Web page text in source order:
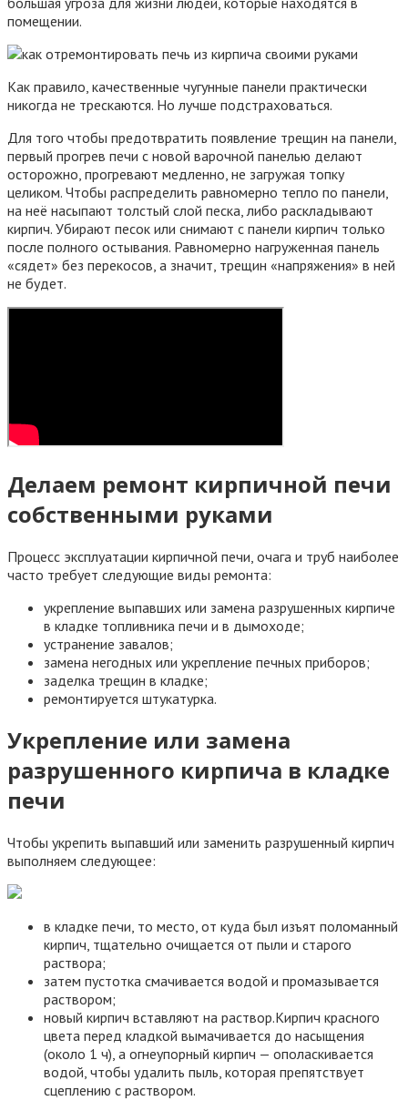
помещении.
Как правило, качественные чугунные панели практически
никогда не трескаются. Но лучше подстраховаться.
Для того чтобы предотвратить появление трещин на панели,
первый прогрев печи с новой варочной панелью делают
осторожно, прогревают медленно, не загружая топку
целиком. Чтобы распределить равномерно тепло по панели,
на неё насыпают толстый слой песка, либо раскладывают
кирпич. Убирают песок или снимают с панели кирпич только
после полного остывания. Равномерно нагруженная панель
«сядет» без перекосов, а значит, трещин «напряжения» в ней
не будет.
Делаем ремонт кирпичной печи
собственными руками
Процесс эксплуатации кирпичной печи, очага и труб наиболее
часто требует следующие виды ремонта:
укрепление выпавших или замена разрушенных кирпиче
в кладке топливника печи и в дымоходе;
устранение завалов;
замена негодных или укрепление печных приборов;
заделка трещин в кладке;
ремонтируется штукатурка.
Укрепление или замена
разрушенного кирпича в кладке
печи
Чтобы укрепить выпавший или заменить разрушенный кирпич
выполняем следующее:
в кладке печи, то место, от куда был изъят поломанный
кирпич, тщательно очищается от пыли и старого
раствора;
затем пустотка смачивается водой и промазывается
раствором;
новый кирпич вставляют на раствор.Кирпич красного
цвета перед кладкой вымачивается до насыщения
(около 1 ч), а огнеупорный кирпич — ополаскивается
водой, чтобы удалить пыль, которая препятствует
сцеплению с раствором.